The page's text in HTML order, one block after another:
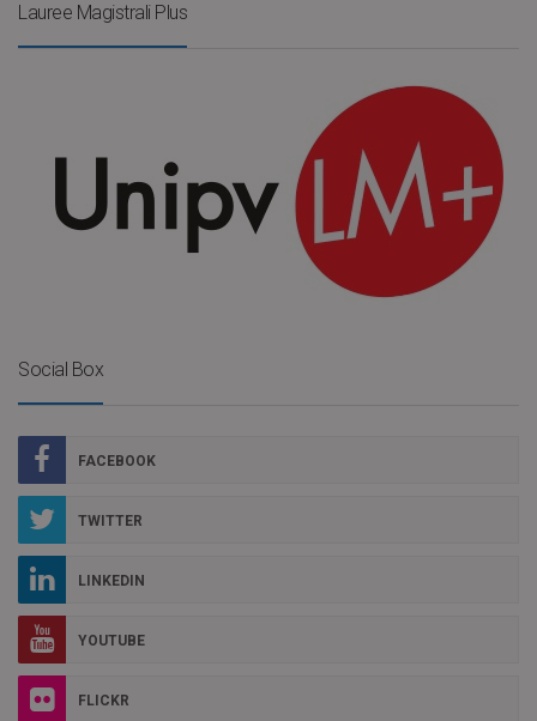
Lauree Magistrali Plus
Social Box
FACEBOOK
TWITTER
LINKEDIN
YOUTUBE
FLICKR